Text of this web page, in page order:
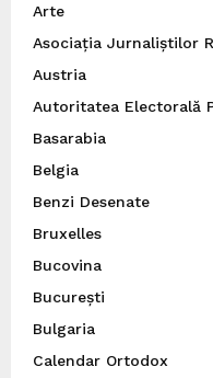
Arte
Asociația Jurnaliștilor
Austria
Autoritatea Electorală
Basarabia
Belgia
Benzi Desenate
Bruxelles
Bucovina
București
Bulgaria
Calendar Ortodox